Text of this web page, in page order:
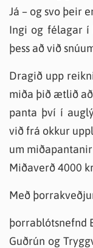
Já – og svo þeir
Ingi og félagar í
þess að við
Dragið upp
miða þið ætlið að
panta því í
við frá okkur
um
Miðaverð 4000
Með
þorrablótsnefnd
Guðrún og